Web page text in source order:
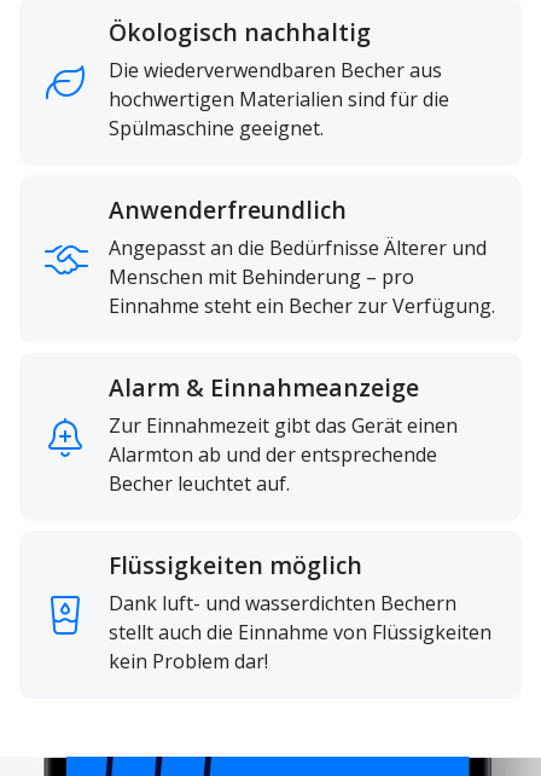
Ökologisch nachhaltig
Die wiederverwendbaren Becher aus
hochwertigen Materialien sind für die
Spülmaschine geeignet.
Anwenderfreundlich
Angepasst an die Bedürfnisse Älterer und
Menschen mit Behinderung – pro
Einnahme steht ein Becher zur Verfügung.
Alarm & Einnahmeanzeige
Zur Einnahmezeit gibt das Gerät einen
Alarmton ab und der entsprechende
Becher leuchtet auf.
Flüssigkeiten möglich
Dank luft- und wasserdichten Bechern
stellt auch die Einnahme von Flüssigkeiten
kein Problem dar!